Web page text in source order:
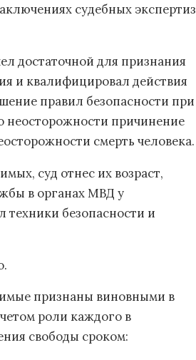
судебных экспертиз
достаточной для признания
и квалифицировал действия
правил безопасности при
неосторожности причинение
смерть человека.
суд отнес их возраст,
в органах МВД у
техники безопасности и
признаны виновными в
роли каждого в
свободы сроком: